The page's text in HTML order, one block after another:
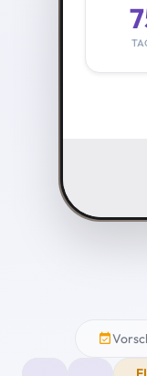
event_available